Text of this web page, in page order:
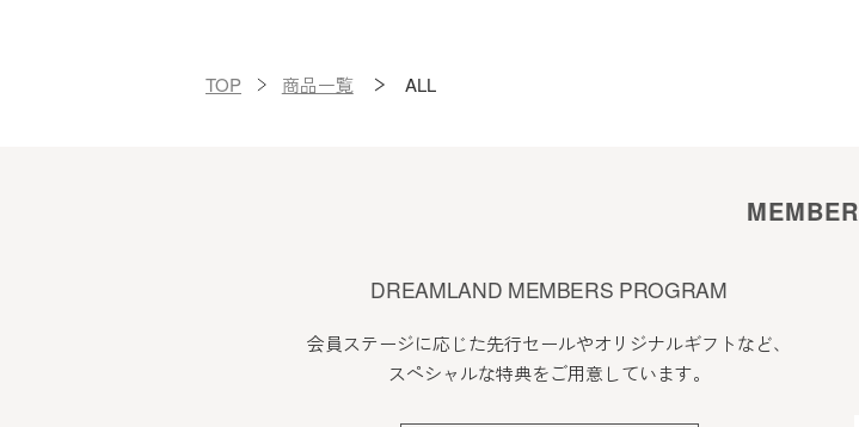
TOP 商品一覧 ALL
MEMBER
DREAMLAND MEMBERS PROGRAM
会員ステージに応じた先行セールやオリジナルギフトなど、
スペシャルな特典をご用意しています。